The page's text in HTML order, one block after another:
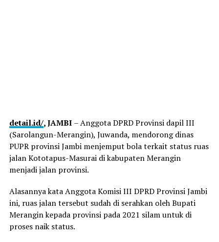
detail.id/, JAMBI – Anggota DPRD Provinsi dapil III
(Sarolangun-Merangin), Juwanda, mendorong dinas
PUPR provinsi Jambi menjemput bola terkait status ruas
jalan Kototapus-Masurai di kabupaten Merangin
menjadi jalan provinsi.
Alasannya kata Anggota Komisi III DPRD Provinsi Jambi
ini, ruas jalan tersebut sudah di serahkan oleh Bupati
Merangin kepada provinsi pada 2021 silam untuk di
proses naik status.